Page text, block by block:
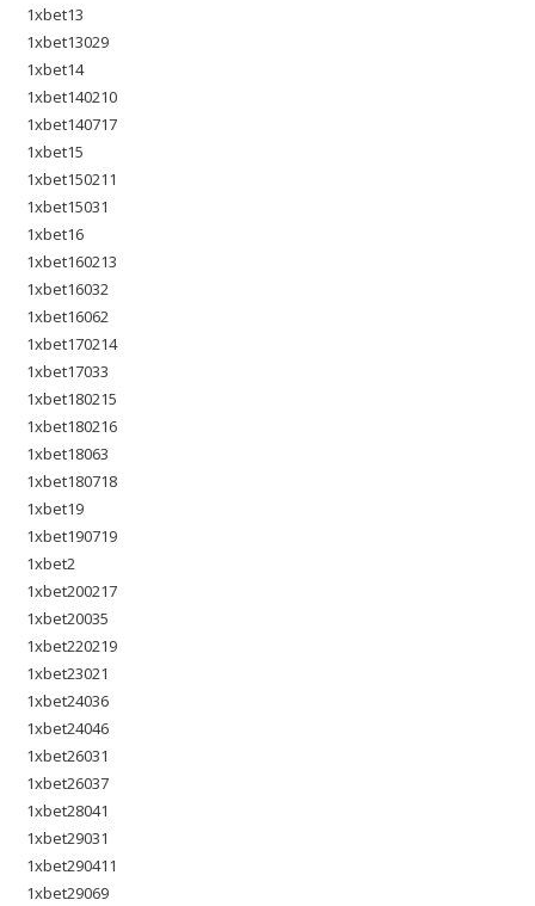
1xbet13
1xbet13029
1xbet14
1xbet140210
1xbet140717
1xbet15
1xbet150211
1xbet15031
1xbet16
1xbet160213
1xbet16032
1xbet16062
1xbet170214
1xbet17033
1xbet180215
1xbet180216
1xbet18063
1xbet180718
1xbet19
1xbet190719
1xbet2
1xbet200217
1xbet20035
1xbet220219
1xbet23021
1xbet24036
1xbet24046
1xbet26031
1xbet26037
1xbet28041
1xbet29031
1xbet290411
1xbet29069